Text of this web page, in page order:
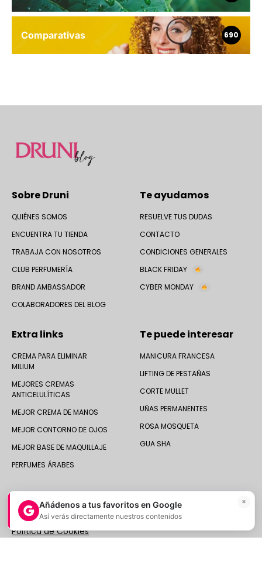
Comparativas 690
Sobre Druni
QUIÉNES SOMOS
ENCUENTRA TU TIENDA
TRABAJA CON NOSOTROS
CLUB PERFUMERÍA
BRAND AMBASSADOR
COLABORADORES DEL BLOG
Te ayudamos
RESUELVE TUS DUDAS
CONTACTO
CONDICIONES GENERALES
BLACK FRIDAY
CYBER MONDAY
Extra links
CREMA PARA ELIMINAR
MILIUM
MEJORES CREMAS
ANTICELULÍTICAS
MEJOR CREMA DE MANOS
MEJOR CONTORNO DE OJOS
MEJOR BASE DE MAQUILLAJE
PERFUMES ÁRABES
Te puede interesar
MANICURA FRANCESA
LIFTING DE PESTAÑAS
CORTE MULLET
UÑAS PERMANENTES
ROSA MOSQUETA
GUA SHA
© 2025 Druni España ·Aviso legal|Política de Privacidad
Política de Cookies
Añádenos a tus favoritos en Google
Así verás directamente nuestros contenidos
×